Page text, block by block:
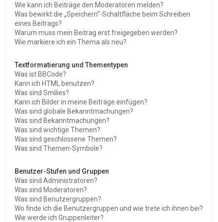
Wie kann ich Beiträge den Moderatoren melden?
Was bewirkt die „Speichern“-Schaltfläche beim Schreiben
eines Beitrags?
Warum muss mein Beitrag erst freigegeben werden?
Wie markiere ich ein Thema als neu?
Textformatierung und Thementypen
Was ist BBCode?
Kann ich HTML benutzen?
Was sind Smilies?
Kann ich Bilder in meine Beiträge einfügen?
Was sind globale Bekanntmachungen?
Was sind Bekanntmachungen?
Was sind wichtige Themen?
Was sind geschlossene Themen?
Was sind Themen-Symbole?
Benutzer-Stufen und Gruppen
Was sind Administratoren?
Was sind Moderatoren?
Was sind Benutzergruppen?
Wo finde ich die Benutzergruppen und wie trete ich ihnen bei?
Wie werde ich Gruppenleiter?